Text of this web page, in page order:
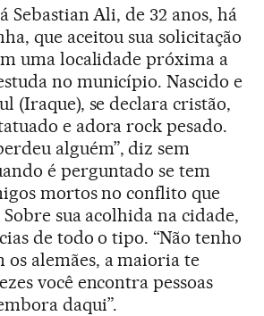
Sebastian Ali, de 32 anos, há
que aceitou sua solicitação
uma localidade próxima a
no município. Nascido e
(Iraque), se declara cristão,
e adora rock pesado.
alguém”, diz sem
é perguntado se tem
mortos no conflito que
Sobre sua acolhida na cidade,
de todo o tipo. “Não tenho
os alemães, a maioria te
você encontra pessoas
daqui”.